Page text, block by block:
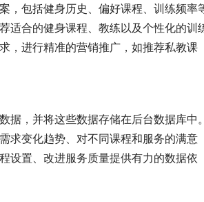
，包括健身历史、偏好课程、训练频率
适合的健身课程、教练以及个性化的训
，进行精准的营销推广，如推荐私教课
，并将这些数据存储在后台数据库中。
求变化趋势、对不同课程和服务的满意
设置、改进服务质量提供有力的数据依